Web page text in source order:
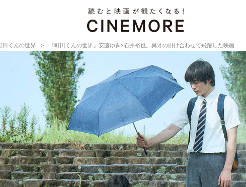
田くんの世界 『町田くんの世界』安藤ゆき×石井裕也。異才の掛け合わせで飛躍した映画